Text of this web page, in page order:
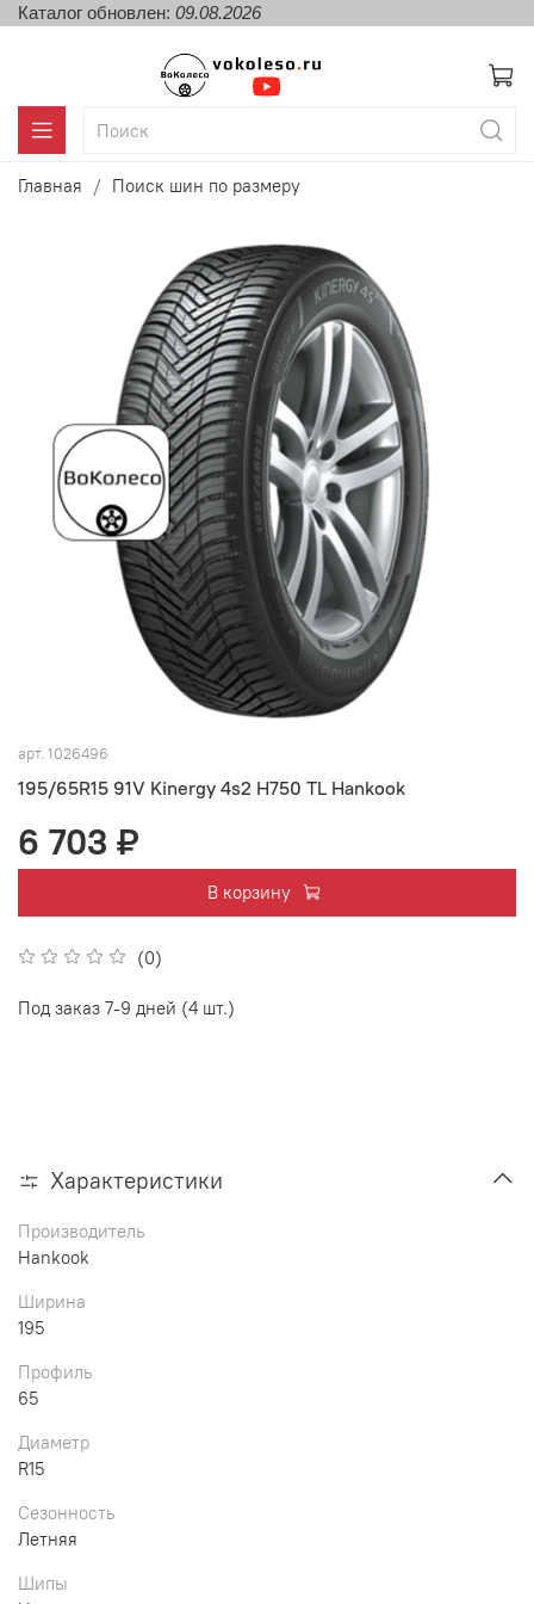
Каталог обновлен: 09.08.2026
Главная Поиск шин по размеру
арт. 1026496
195/65R15 91V Kinergy 4s2 H750 TL Hankook
(0)
6 703 ₽
В корзину
Под заказ 7-9 дней (4 шт.)
Характеристики
Производитель
Hankook
Ширина
195
Профиль
65
Диаметр
R15
Сезонность
Летняя
Шипы